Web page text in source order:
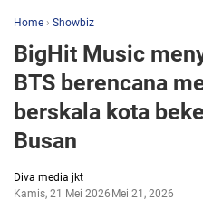
Home › Showbiz
BigHit Music
BTS berencana
berskala kota
Busan
Diva media jkt
Kamis, 21 Mei 2026 Mei 21, 2026